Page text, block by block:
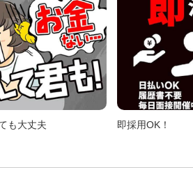
も大丈夫 即採用OK！